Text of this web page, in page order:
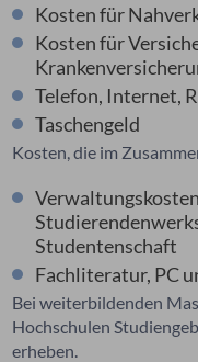
Kosten für
Kosten für
Telefon, Internet,
Taschengeld
Kosten, die im
Studentenschaft
Fachliteratur, PC
Bei weiterbildenden
Hochschulen
erheben.